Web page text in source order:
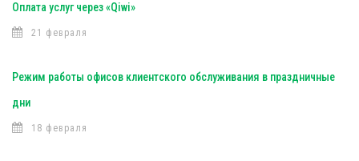
Оплата услуг через «Qiwi»
21 февраля
Режим работы офисов клиентского обслуживания в праздничные
дни
18 февраля